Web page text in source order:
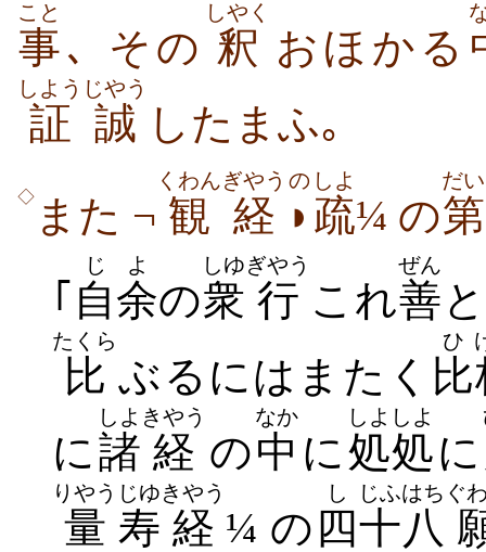
事
こと
､ その 釈
しやく
おほかる
証誠
しようじやう
したまふ｡
◇ また ¬ 観経
くわんぎやう
◗
の
疏
しよ
¼ の
だ
｢ 自余
じよ
の衆
しゆ
行
ぎやう
これ善
ぜん
と
比
たくら
ぶるにはまたく 比
ひ
に 諸
しよ
経
きやう
の中
なか
に 処処
しよしよ
に
量
りやう
寿
じゆ
経
きやう
¼ の 四
し
十八
じふはち ぐ